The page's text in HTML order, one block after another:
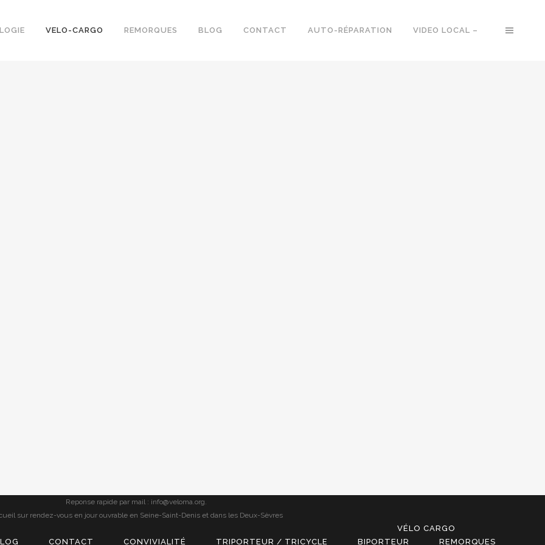
VELO-CARGO REMORQUES BLOG CONTACT AUTO-RÉPARATION VIDEO LOCAL –
Reponse rapide par mail : info@veloma.org.
sur rendez-vous en jour ouvrable en Seine-Saint-Denis et dans les Deux-Sèvres
CONTACT CONVIVIALITÉ TRIPORTEUR / TRICYCLE
VÉLO CARGO
BIPORTEUR
REMORQUES